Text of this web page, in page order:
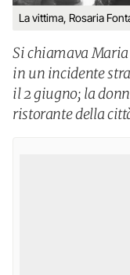
La vittima, Rosaria
Si chiamava
in un incidente
il 2 giugno; la
ristorante della